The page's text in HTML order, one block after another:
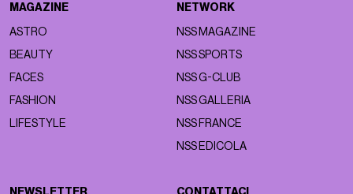
MAGAZINE
ASTRO
BEAUTY
FACES
FASHION
LIFESTYLE
NETWORK
NSS MAGAZINE
NSS SPORTS
NSS G-CLUB
NSS GALLERIA
NSS FRANCE
NSS EDICOLA